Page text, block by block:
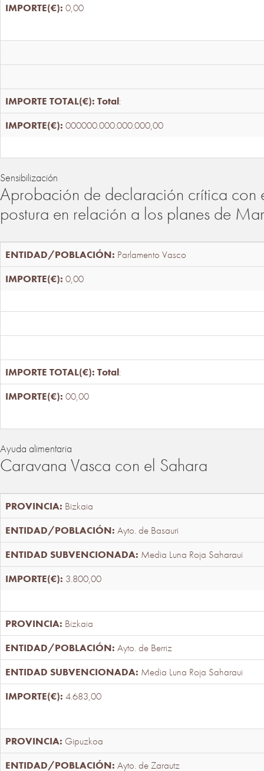
0,00
Total:
000000.000.000.000,00
Sensibilización
Aprobación de declaración crítica con
postura en relación a los planes de
Parlamento Vasco
0,00
Total:
00,00
Ayuda alimentaria
Caravana Vasca con el Sahara
Bizkaia
Ayto. de Basauri
Media Luna Roja Saharaui
3.800,00
Bizkaia
Ayto. de Berriz
Media Luna Roja Saharaui
4.683,00
Gipuzkoa
Ayto. de Zarautz